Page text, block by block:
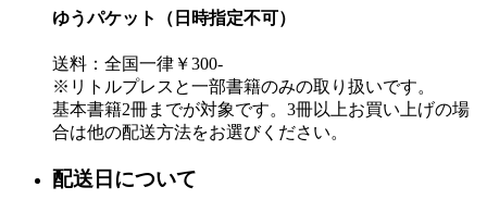
ゆうパケット（日時指定不可）
送料：全国一律￥300-
※リトルプレスと一部書籍のみの取り扱いです。
基本書籍2冊までが対象です。3冊以上お買い上げの場
合は他の配送方法をお選びください。
配送日について